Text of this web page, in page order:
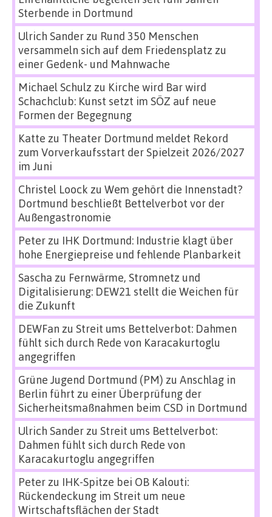
Sterbende in Dortmund
Ulrich Sanderzu Rund 350 Menschen
versammeln sich auf dem Friedensplatz zu
einer Gedenk- und Mahnwache
Michael Schulz zu Kirche wird Bar wird
Schachclub: Kunst setzt im SÖZ auf neue
Formen der Begegnung
Katte zu Theater Dortmund meldet Rekord
zum Vorverkaufsstart der Spielzeit 2026/2027
im Juni
Christel Loock zu Wem gehört die Innenstadt?
Dortmund beschließt Bettelverbot vor der
Außengastronomie
Peterzu IHK Dortmund: Industrie klagt über
hohe Energiepreise und fehlende Planbarkeit
Sascha zu Fernwärme, Stromnetz und
Digitalisierung: DEW21 stellt die Weichen für
die Zukunft
DEWFan zu Streit ums Bettelverbot: Dahmen
fühlt sich durch Rede von Karacakurtoglu
angegriffen
Grüne Jugend Dortmund (PM) zu Anschlag in
Berlin führt zu einer Überprüfung der
Sicherheitsmaßnahmen beim CSD in Dortmund
Ulrich Sanderzu Streit ums Bettelverbot:
Dahmen fühlt sich durch Rede von
Karacakurtoglu angegriffen
Peterzu IHK-Spitze bei OB Kalouti:
Rückendeckung im Streit um neue
Wirtschaftsflächen der Stadt